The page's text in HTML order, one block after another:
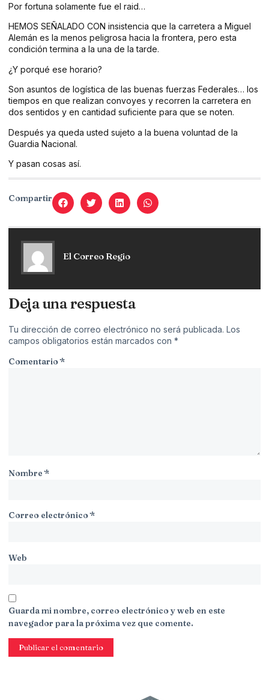
Por fortuna solamente fue el raid…
HEMOS SEÑALADO CON insistencia que la carretera a Miguel
Alemán es la menos peligrosa hacia la frontera, pero esta
condición termina a la una de la tarde.
¿Y porqué ese horario?
Son asuntos de logística de las buenas fuerzas Federales… los
tiempos en que realizan convoyes y recorren la carretera en
dos sentidos y en cantidad suficiente para que se noten.
Después ya queda usted sujeto a la buena voluntad de la
Guardia Nacional.
Y pasan cosas así.
Compartir
El Correo Regio
Deja una respuesta
Tu dirección de correo electrónico no será publicada. Los
campos obligatorios están marcados con *
Comentario*
Nombre*
Correo electrónico*
Web
Guarda mi nombre, correo electrónico y web en este
navegador para la próxima vez que comente.